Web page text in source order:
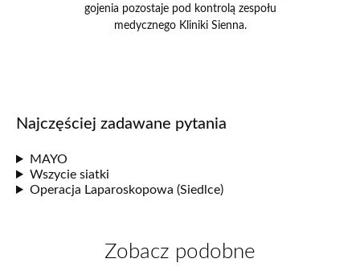
gojenia pozostaje pod kontrolą zespołu
medycznego Kliniki Sienna.
Najczęściej zadawane pytania
MAYO
Wszycie siatki
Operacja Laparoskopowa (Siedlce)
Zobacz podobne